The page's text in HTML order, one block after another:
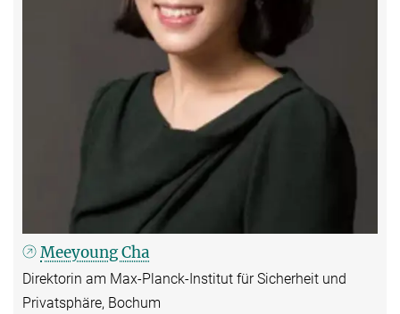
Meeyoung Cha
Direktorin am Max-Planck-Institut für Sicherheit und
Privatsphäre, Bochum